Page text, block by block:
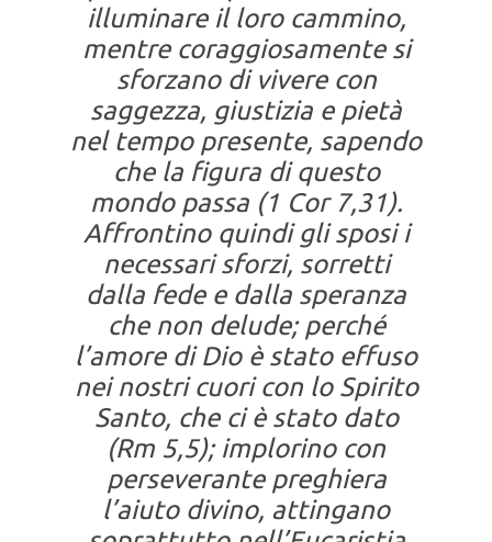
illuminare il loro cammino,
mentre coraggiosamente si
sforzano di vivere con
saggezza, giustizia e pietà
nel tempo presente, sapendo
che la figura di questo
mondo passa (1 Cor 7,31).
Affrontino quindi gli sposi i
necessari sforzi, sorretti
dalla fede e dalla speranza
che non delude; perché
l’amore di Dio è stato effuso
nei nostri cuori con lo Spirito
Santo, che ci è stato dato
(Rm 5,5); implorino con
perseverante preghiera
l’aiuto divino, attingano